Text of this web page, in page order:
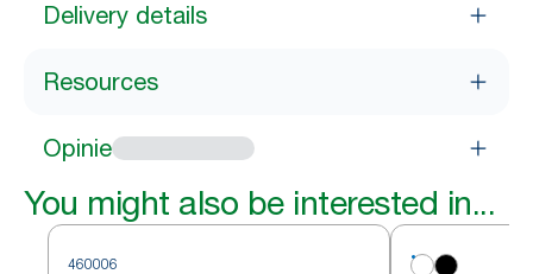
Delivery details
Resources
Opinie
You might also be interested in...
460006